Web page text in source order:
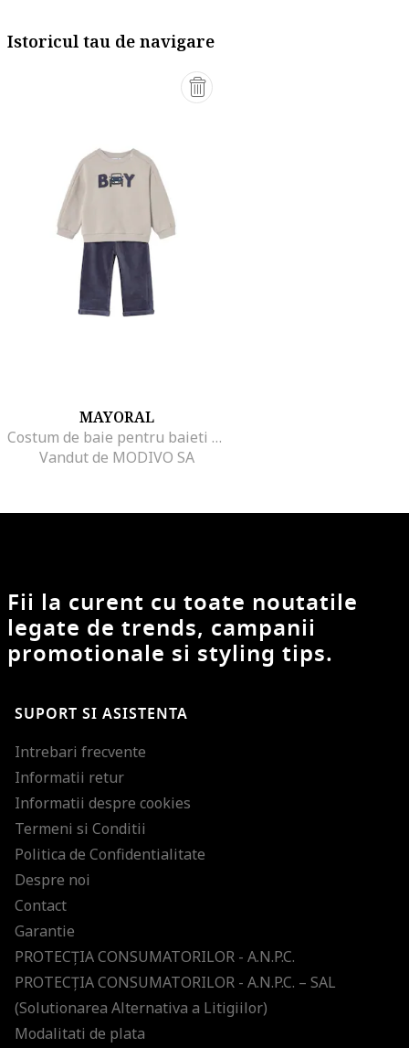
Istoricul tau de navigare
MAYORAL
Costum de baie pentru baieti maro, bleumarin, set
Vandut de MODIVO SA
Fii la curent cu toate noutatile
legate de trends, campanii
promotionale si styling tips.
SUPORT SI ASISTENTA
Intrebari frecvente
Informatii retur
Informatii despre cookies
Termeni si Conditii
Politica de Confidentialitate
Despre noi
Contact
Garantie
PROTECŢIA CONSUMATORILOR - A.N.P.C.
PROTECŢIA CONSUMATORILOR - A.N.P.C. – SAL
(Solutionarea Alternativa a Litigiilor)
Modalitati de plata